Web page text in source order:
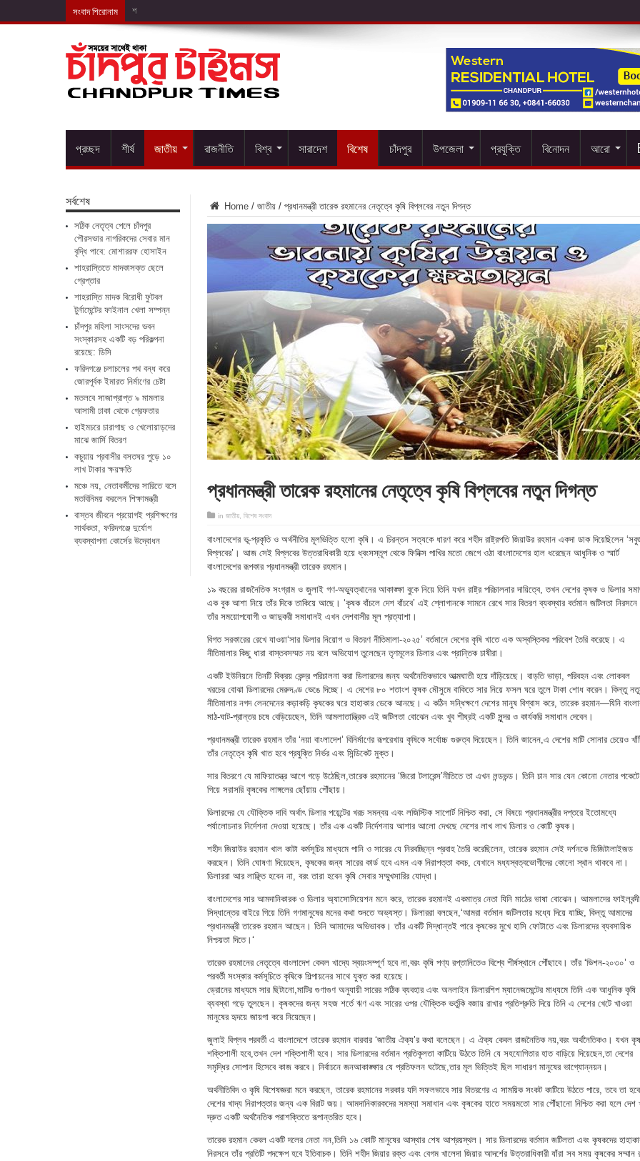
সংবাদ শিরোনাম শাহরাস্তিতে মাদকাসক্ত ছেল
প্রচ্ছদ শীর্ষ জাতীয় রাজনীতি বিশ্ব সারাদেশ বিশেষ চাঁদপুর উপজেলা প্রযুক্তি বিনোদন আরো
Home / জাতীয় / প্রধানমন্ত্রী তারেক রহমানের নেতৃত্বে কৃষি বিপ্লবের নতুন দিগন্ত
প্রধানমন্ত্রী তারেক রহমানের নেতৃত্বে কৃষি বিপ্লবের নতুন দিগন্ত
in জাতীয় বিশেষ সংবাদ
বাংলাদেশের ভূ-প্রকৃতি ও অর্থনীতির মূলভিত্তি হলো কৃষি। এ চিরন্তন সত্যকে ধারণ করে শহীদ রাষ্ট্রপতি জিয়াউর রহমান একদা ডাক দিয়েছিলেন
বিপ্লবের’। আজ সেই বিপ্লবের উত্তরাধিকারী হয়ে ধ্বংসস্তূপ থেকে ফিনিক্স পাখির মতো জেগে ওঠা বাংলাদেশের হাল ধরেছেন আধুনিক ও স্মার্ট
বাংলাদেশের রূপকার প্রধানমন্ত্রী তারেক রহমান।
১৯ বছরের রাজনৈতিক সংগ্রাম ও জুলাই গণ-অভ্যুত্থানের আকাঙ্ক্ষা বুকে নিয়ে তিনি যখন রাষ্ট্র পরিচালনার দায়িত্বে, তখন দেশের কৃষক ও ডিলার
এক বুক আশা নিয়ে তাঁর দিকে তাকিয়ে আছে। ‘কৃষক বাঁচলে দেশ বাঁচবে’ এই শ্লোগানকে সামনে রেখে সার বিতরণ ব্যবস্থার বর্তমান জটিলতা নিরসনে
তাঁর সময়োপযোগী ও জাদুকরী সমাধানই এখন দেশবাসীর মূল প্রত্যাশা।
বিগত সরকারের রেখে যাওয়া‘সার ডিলার নিয়োগ ও বিতরণ নীতিমালা-২০২৫’ বর্তমানে দেশের কৃষি খাতে এক অস্বস্তিকর পরিবেশ তৈরি করেছে। এ
নীতিমালার কিছু ধারা বাস্তবসম্মত নয় বলে অভিযোগ তুলেছেন তৃণমূলের ডিলার এবং প্রান্তিক চাষীরা।
একটি ইউনিয়নে তিনটি বিক্রয় কেন্দ্র পরিচালনা করা ডিলারদের জন্য অর্থনৈতিকভাবে আত্মঘাতী হয়ে দাঁড়িয়েছে। বাড়তি ভাড়া, পরিবহন এবং লোকবল
খরচের বোঝা ডিলারদের মেরুদণ্ড ভেঙে দিচ্ছে। এ দেশের ৮০ শতাংশ কৃষক মৌসুমে বাকিতে সার নিয়ে ফসল ঘরে তুলে টাকা শোধ করেন। কিন্তু
নীতিমালার নগদ লেনদেনের কড়াকড়ি কৃষকের ঘরে হাহাকার ডেকে আনছে। এ কঠিন সন্ধিক্ষণে দেশের মানুষ বিশ্বাস করে, তারেক রহমান—যিনি
মাঠ-ঘাট-প্রান্তর চষে বেড়িয়েছেন, তিনি আমলাতান্ত্রিক এই জটিলতা বোঝেন এবং খুব শীঘ্রই একটি সুন্দর ও কার্যকরি সমাধান দেবেন।
প্রধানমন্ত্রী তারেক রহমান তাঁর ‘নয়া বাংলাদেশ’ বিনির্মাণের রূপরেখায় কৃষিকে সর্বোচ্চ গুরুত্ব দিয়েছেন। তিনি জানেন,এ দেশের মাটি সোনার চেয়েও
তাঁর নেতৃত্বে কৃষি খাত হবে প্রযুক্তি নির্ভর এবং সিন্ডিকেট মুক্ত।
সার বিতরণে যে মাফিয়াতন্ত্র আগে গড়ে উঠেছিল,তারেক রহমানের ‘জিরো টলারেন্স’নীতিতে তা এখন লন্ডভন্ড। তিনি চান সার যেন কোনো নেতার
গিয়ে সরাসরি কৃষকের লাঙ্গলের ছোঁয়ায় পৌঁছায়।
ডিলারদের যে যৌক্তিক দাবি অর্থাৎ ডিলার পয়েন্টের খরচ সমন্বয় এবং লজিস্টিক সাপোর্ট নিশ্চিত করা, সে বিষয়ে প্রধানমন্ত্রীর দপ্তরে ইতোমধ্যে
পর্যালোচনার নির্দেশনা দেওয়া হয়েছে। তাঁর এক একটি নির্দেশনায় আশার আলো দেখছে দেশের লাখ লাখ ডিলার ও কোটি কৃষক।
শহীদ জিয়াউর রহমান খাল কাটা কর্মসূচির মাধ্যমে পানি ও সারের যে নিরবচ্ছিন্ন প্রবাহ তৈরি করেছিলেন, তারেক রহমান সেই দর্শনকে ডিজিটালাইজড
করছেন। তিনি ঘোষণা দিয়েছেন, কৃষকের জন্য সারের কার্ড হবে এমন এক নিরাপত্তা কবচ, যেখানে মধ্যস্বত্বভোগীদের কোনো স্থান থাকবে না।
ডিলাররা আর লাঞ্ছিত হবেন না, বরং তারা হবেন কৃষি সেবার সম্মুখসারির যোদ্ধা।
বাংলাদেশের সার আমদানিকারক ও ডিলার অ্যাসোসিয়েশন মনে করে, তারেক রহমানই একমাত্র নেতা যিনি মাঠের ভাষা বোঝেন। আমলাদের ফাইলবন্দী
সিদ্ধান্তের বাইরে গিয়ে তিনি গণমানুষের মনের কথা শুনতে অভ্যস্ত। ডিলাররা বলছেন,‘আমরা বর্তমান জটিলতার মধ্যে দিয়ে যাচ্ছি, কিন্তু আমাদের
প্রধানমন্ত্রী তারেক রহমান আছেন। তিনি আমাদের অভিভাবক। তাঁর একটি সিদ্ধান্তই পারে কৃষকের মুখে হাসি ফোটাতে এবং ডিলারদের ব্যবসায়িক
নিশ্চয়তা দিতে।‘
তারেক রহমানের নেতৃত্বে বাংলাদেশ কেবল খাদ্যে স্বয়ংসম্পূর্ণ হবে না,বরং কৃষি পণ্য রপ্তানিতেও বিশ্বে শীর্ষস্থানে পৌঁছাবে। তাঁর ‘ভিশন-২০৩০’ ও
পরবর্তী সংস্কার কর্মসূচিতে কৃষিকে শিল্পায়নের সাথে যুক্ত করা হয়েছে।
ড্রোনের মাধ্যমে সার ছিটানো,মাটির গুণাগুণ অনুযায়ী সারের সঠিক ব্যবহার এবং অনলাইন ডিলারশিপ ম্যানেজমেন্টের মাধ্যমে তিনি এক আধুনিক কৃষি
ব্যবস্থা গড়ে তুলছেন। কৃষকদের জন্য সহজ শর্তে ঋণ এবং সারের ওপর যৌক্তিক ভর্তুকি বজায় রাখার প্রতিশ্রুতি দিয়ে তিনি এ দেশের খেটে খাওয়া
মানুষের হৃদয়ে জায়গা করে নিয়েছেন।
জুলাই বিপ্লব পরবর্তী এ বাংলাদেশে তারেক রহমান বারবার ‘জাতীয় ঐক্য’র কথা বলেছেন। এ ঐক্য কেবল রাজনৈতিক নয়,বরং অর্থনৈতিকও। যখন
শক্তিশালী হবে,তখন দেশ শক্তিশালী হবে। সার ডিলারদের বর্তমান প্রতিকূলতা কাটিয়ে উঠতে তিনি যে সহযোগিতার হাত বাড়িয়ে দিয়েছেন,তা দেশের
সমৃদ্ধির সোপান হিসেবে কাজ করবে। নির্বাচনে জনআকাঙ্ক্ষার যে প্রতিফলন ঘটেছে,তার মূল ভিত্তিই ছিল সাধারণ মানুষের ভাগ্যোন্নয়ন।
অর্থনীতিবিদ ও কৃষি বিশেষজ্ঞরা মনে করছেন, তারেক রহমানের সরকার যদি সফলভাবে সার বিতরণের এ সাময়িক সংকট কাটিয়ে উঠতে পারে, তবে তা হবে
দেশের খাদ্য নিরাপত্তার জন্য এক বিরাট জয়। আমদানিকারকদের সমস্যা সমাধান এবং কৃষকের হাতে সময়মতো সার পৌঁছানো নিশ্চিত করা হলে দেশ
দ্রুত একটি অর্থনৈতিক পরাশক্তিতে রূপান্তরিত হবে।
তারেক রহমান কেবল একটি দলের নেতা নন,তিনি ১৬ কোটি মানুষের আস্থার শেষ আশ্রয়স্থল। সার ডিলারদের বর্তমান জটিলতা এবং কৃষকদের
নিরসনে তাঁর প্রতিটি পদক্ষেপ হবে ইতিবাচক। তিনি শহীদ জিয়ার রক্ত এবং বেগম খালেদা জিয়ার আদর্শের উত্তরাধিকারী যাঁরা সব সময় কৃষকের সম্মান
সর্বশেষ
সঠিক নেতৃত্ব পেলে চাঁদপুর
পৌরসভার নাগরিকদের সেবার মান
বৃদ্ধি পাবে: মোশাররফ হোসাইন
শাহরাস্তিতে মাদকাসক্ত ছেলে
গ্রেপ্তার
শাহরাস্তি মাদক বিরোধী ফুটবল
টুর্নামেন্টের ফাইনাল খেলা সম্পন্ন
চাঁদপুর মহিলা সাংসদের ভবন
সংস্কারসহ একটি বড় পরিকল্পনা
রয়েছে: ডিসি
ফরিদগঞ্জে চলাচলের পথ বন্ধ করে
জোরপূর্বক ইমারত নির্মাণের চেষ্টা
মতলবে সাজাপ্রাপ্ত ৯ মামলার
আসামী ঢাকা থেকে গ্রেফতার
হাইমচরে চারাগাছ ও খেলোয়াড়দের
মাঝে জার্সি বিতরণ
কচুয়ায় প্রবাসীর বসতঘর পুড়ে ১০
লাখ টাকার ক্ষয়ক্ষতি
মঞ্চে নয়, নেতাকর্মীদের সারিতে বসে
মতবিনিময় করলেন শিক্ষামন্ত্রী
​বাস্তব জীবনে প্রয়োগই প্রশিক্ষণের
সার্থকতা, ফরিদগঞ্জে দুর্যোগ
ব্যবস্থাপনা কোর্সের উদ্বোধন